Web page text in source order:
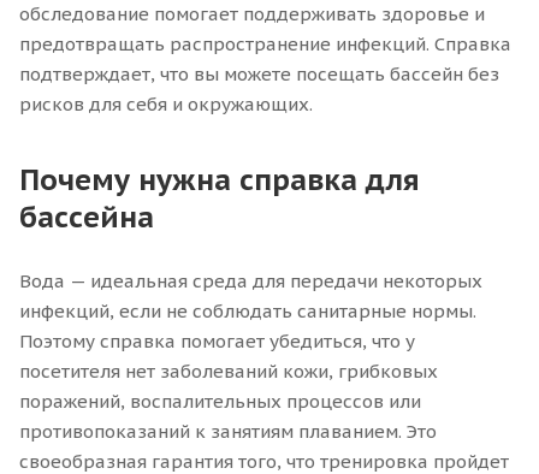
обследование помогает поддерживать здоровье и
предотвращать распространение инфекций. Справка
подтверждает, что вы можете посещать бассейн без
рисков для себя и окружающих.
Почему нужна справка для
бассейна
Вода — идеальная среда для передачи некоторых
инфекций, если не соблюдать санитарные нормы.
Поэтому справка помогает убедиться, что у
посетителя нет заболеваний кожи, грибковых
поражений, воспалительных процессов или
противопоказаний к занятиям плаванием. Это
своеобразная гарантия того, что тренировка пройдет